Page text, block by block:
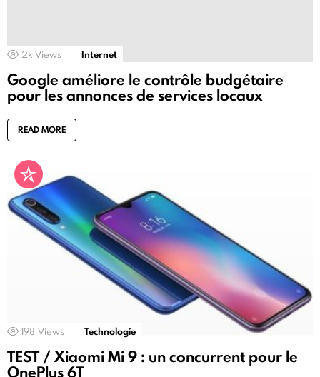
2k Views Internet
Google améliore le contrôle budgétaire
pour les annonces de services locaux
READ MORE
198 Views Technologie
TEST / Xiaomi Mi 9 : un concurrent pour le
OnePlus 6T